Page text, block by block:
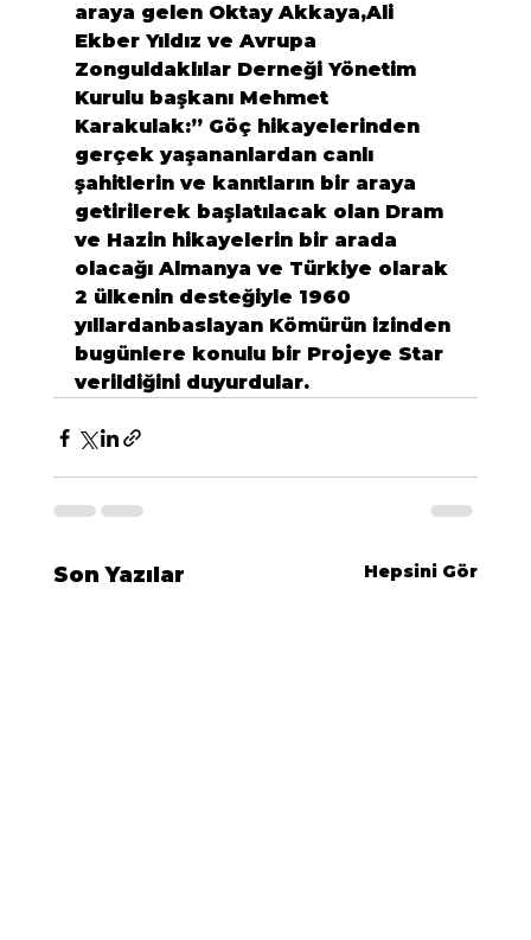
araya gelen Oktay Akkaya,Ali
Ekber Yıldız ve Avrupa
Zonguldaklılar Derneği Yönetim
Kurulu başkanı Mehmet
Karakulak:” Göç hikayelerinden
gerçek yaşananlardan canlı
şahitlerin ve kanıtların bir araya
getirilerek başlatılacak olan Dram
ve Hazin hikayelerin bir arada
olacağı Almanya ve Türkiye olarak
2 ülkenin desteğiyle 1960
yıllardanbaslayan Kömürün izinden
bugünlere konulu bir Projeye Star
verildiğini duyurdular.
Son Yazılar Hepsini Gör